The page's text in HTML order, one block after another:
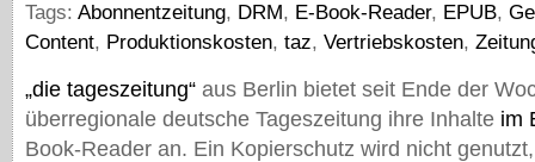
Tags: Abonnentzeitung, DRM, E-Book-Reader, EPUB,
Content, Produktionskosten, taz, Vertriebskosten,
„die tageszeitung“ aus Berlin bietet seit Ende der
überregionale deutsche Tageszeitung ihre Inhalte im
Book-Reader an. Ein Kopierschutz wird nicht